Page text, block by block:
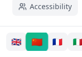
Accessibility
🇬🇧 🇨🇳 🇫🇷